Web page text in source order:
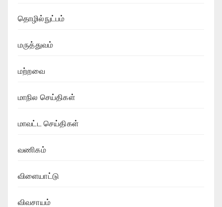
தொழில்நுட்பம்
மருத்துவம்
மற்றவை
மாநில செய்திகள்
மாவட்ட செய்திகள்
வணிகம்
விளையாட்டு
விவசாயம்